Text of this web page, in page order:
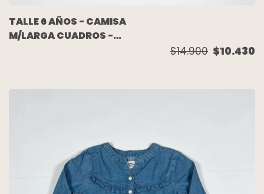
TALLE 6 AÑOS - CAMISA
M/LARGA CUADROS -
$14.900 $10.430